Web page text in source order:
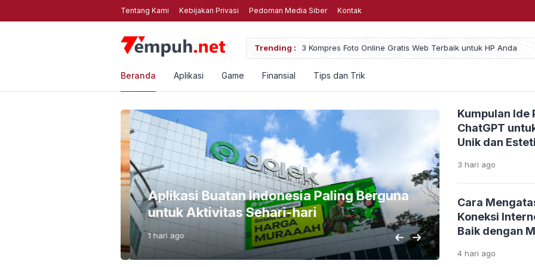
Tentang Kami Kebijakan Privasi Pedoman Media Siber Kontak
Trending :
3 Kompres Foto Online Gratis Web Terbaik untuk HP Anda Menghabiskan Uang untuk Game, Wajar atau
Beranda Aplikasi Game Finansial Tips dan Trik
Aplikasi Buatan Indonesia Paling Berguna
untuk Aktivitas Sehari-hari
1 hariago
Dimainkan
2 hari ago
Kumpulan Ide
ChatGPT
Unik dan
3 hari ago
Cara
Koneksi
Baik dengan
4 hari ago